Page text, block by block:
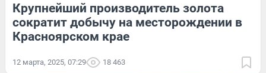
Крупнейший производитель золота
сократит добычу на месторождении в
Красноярском крае
12 марта, 2025, 07:29 18 463